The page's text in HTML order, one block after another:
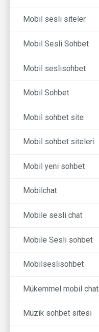
Mobil sesli siteler
Mobil Sesli Sohbet
Mobil seslisohbet
Mobil Sohbet
Mobil sohbet site
Mobil sohbet siteleri
Mobil yeni sohbet
Mobilchat
Mobile sesli chat
Mobile Sesli sohbet
Mobilseslisohbet
Mükemmel mobil chat
Müzik sohbet sitesi